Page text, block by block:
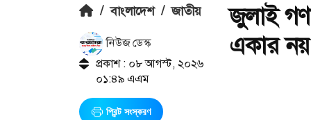
/ বাংলাদেশ / জাতীয়
নিউজ ডেস্ক
প্রকাশ : ০৮ আগস্ট, ২০২৬
০১:৪৯ এএম
প্রিন্ট সংস্করণ
জুলাই
একার নয়: